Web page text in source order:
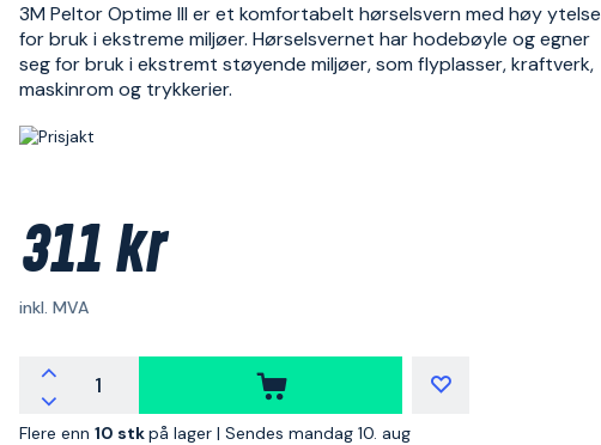
3M Peltor Optime III er et komfortabelt hørselsvern med høy ytelse
for bruk i ekstreme miljøer. Hørselsvernet har hodebøyle og egner
seg for bruk i ekstremt støyende miljøer, som flyplasser, kraftverk,
maskinrom og trykkerier.
311 kr
inkl. MVA
Flere enn 10 stkpå lager | Sendes mandag 10. aug